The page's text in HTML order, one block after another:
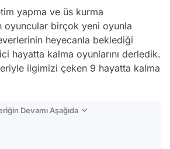
yapma ve üs kurma
oyuncular birçok yeni oyunla
heyecanla beklediği
hayatta kalma oyunlarını derledik.
ilgimizi çeken 9 hayatta kalma
Devamı Aşağıda